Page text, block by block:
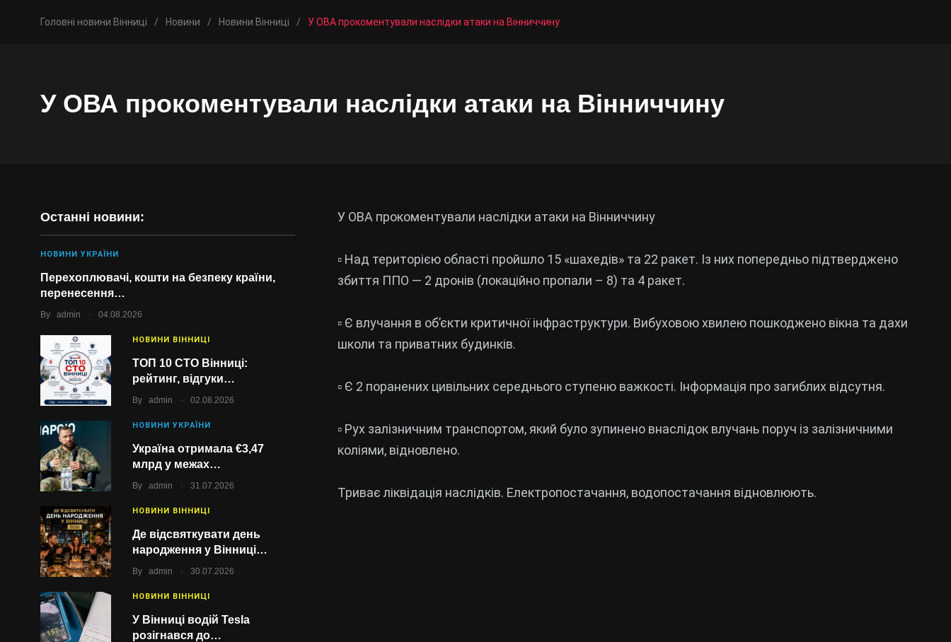
Головні новини Вінниці / Новини / Новини Вінниці / У ОВА прокоментували наслідки атаки на Вінниччину
У ОВА прокоментували наслідки атаки на Вінниччину
Останні новини:
НОВИНИ УКРАЇНИ
Перехоплювачі, кошти на безпеку країни,
перенесення…
By admin . 04.08.2026
НОВИНИ ВІННИЦІ
ТОП 10 СТО Вінниці:
рейтинг, відгуки…
By admin . 02.08.2026
НОВИНИ УКРАЇНИ
Україна отримала €3,47
млрд у межах…
By admin . 31.07.2026
НОВИНИ ВІННИЦІ
Де відсвяткувати день
народження у Вінниці…
By admin . 30.07.2026
НОВИНИ ВІННИЦІ
У Вінниці водій Tesla
розігнався до…
У ОВА прокоментували наслідки атаки на Вінниччину
▫️ Над територією області пройшло 15 «шахедів» та 22 ракет. Із них попередньо підтверджено
збиття ППО — 2 дронів (локаційно пропали – 8) та 4 ракет.
▫️ Є влучання в обʼєкти критичної інфраструктури. Вибуховою хвилею пошкоджено вікна та дахи
школи та приватних будинків.
▫️ Є 2 поранених цивільних середнього ступеню важкості. Інформація про загиблих відсутня.
▫️ Рух залізничним транспортом, який було зупинено внаслідок влучань поруч із залізничними
коліями, відновлено.
Триває ліквідація наслідків. Електропостачання, водопостачання відновлюють.